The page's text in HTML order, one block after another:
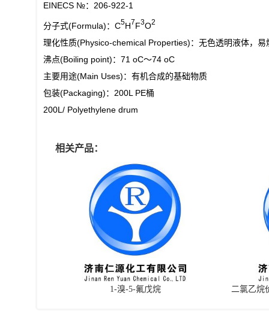
EINECS №：206-922-1
分子式(Formula)：C5H7F3O2
理化性质(Physico-chemical Properties)：无色透明液体，
沸点(Boiling point)：71 oC～74 oC
主要用途(Main Uses)：有机合成的基础物质
包装(Packaging)：200L PE桶
200L/ Polyethylene drum
相关产品：
1-溴-5-氟戊烷 二氯乙烷